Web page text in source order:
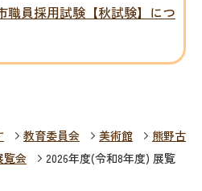
職員採用試験【秋試験】につ
教育委員会 美術館
熊野古
覧会
2026年度(令和8年度) 展覧